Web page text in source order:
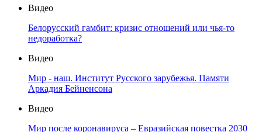
Видео
Белорусский гамбит: кризис отношений или чья-то
недоработка?
Видео
Мир - наш. Институт Русского зарубежья. Памяти
Аркадия Бейненсона
Видео
Мир после коронавируса – Евразийская повестка 2030